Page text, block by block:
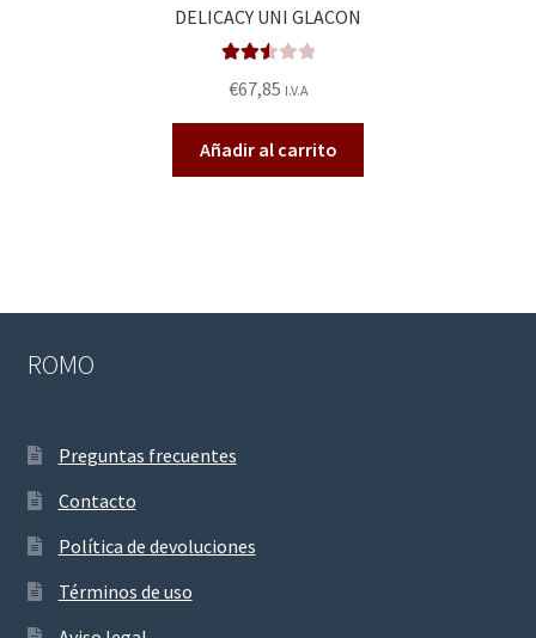
DELICACY UNI GLACON
do en
de 5
€67,85 I.V.A
Añadir al carrito
ROMO
Preguntas frecuentes
Contacto
Política de devoluciones
Términos de uso